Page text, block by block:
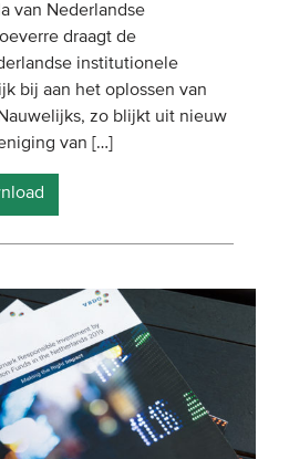
Team
& netwerken
WE DOEN
CONTACT
ZOEKEN
van Nederlandse
draagt de
institutionele
bij aan het oplossen van
zo blijkt uit nieuw
van […]